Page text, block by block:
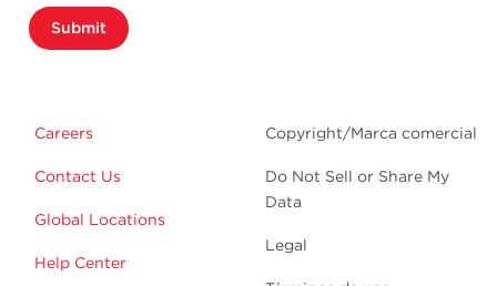
Submit
Careers
Contact Us
Global Locations
Help Center
Copyright/Marca comercial
Do Not Sell or Share My
Data
Legal